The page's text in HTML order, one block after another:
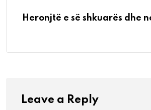
Heronjtë e së shkuarës dhe
Leave a Reply